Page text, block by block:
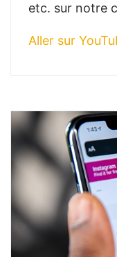
etc. sur notre
Aller sur